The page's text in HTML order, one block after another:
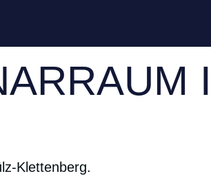
Klettenberg.